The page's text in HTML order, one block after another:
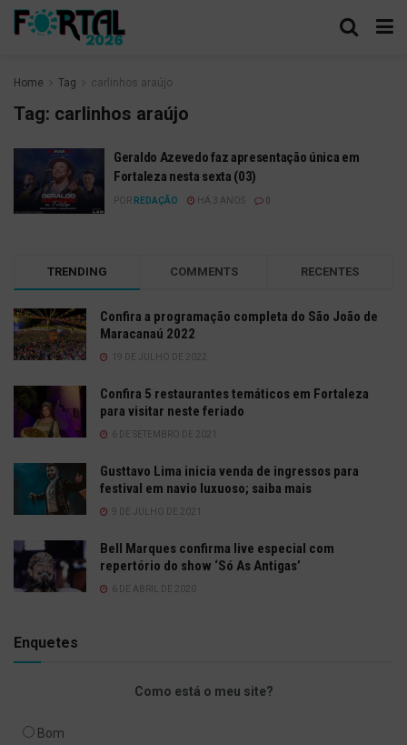
Home Tag carlinhos araújo
Tag: carlinhos araújo
Geraldo Azevedo faz apresentação única em
Fortaleza nesta sexta (03)
POR REDAÇÃO HÁ 3 ANOS
TRENDING COMMENTS RECENTES
Confira a programação completa do São João de
Maracanaú 2022
19 DE JULHO DE 2022
Confira 5 restaurantes temáticos em Fortaleza
para visitar neste feriado
6 DE SETEMBRO DE 2021
Gusttavo Lima inicia venda de ingressos para
festival em navio luxuoso; saiba mais
9 DE JULHO DE 2021
Bell Marques confirma live especial com
repertório do show ‘Só As Antigas’
6 DE ABRIL DE 2020
Enquetes
Como está o meu site?
Bom